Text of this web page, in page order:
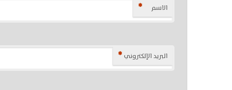
الاسم *
البريد الإلكتروني *